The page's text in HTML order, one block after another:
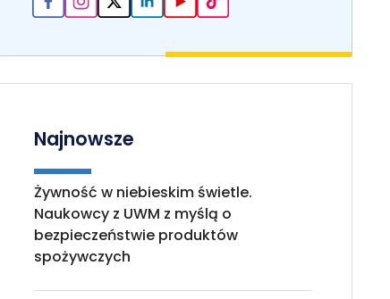
Najnowsze
Żywność w niebieskim świetle.
Naukowcy z UWM z myślą o
bezpieczeństwie produktów
spożywczych